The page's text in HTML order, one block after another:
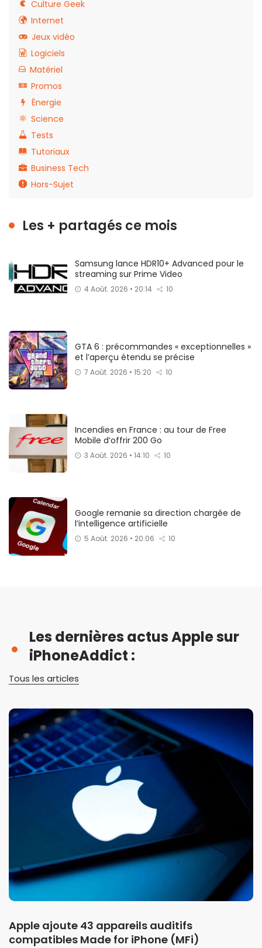
Culture Geek
Internet
Jeux vidéo
Logiciels
Matériel
Promos
Énergie
Science
Tests
Tutoriaux
Business Tech
Hors-Sujet
Les + partagés ce mois
Samsung lance HDR10+ Advanced pour le
streaming sur Prime Video
4 Août. 2026 • 20:14 10
GTA 6 : précommandes « exceptionnelles »
et l’aperçu étendu se précise
7 Août. 2026 • 15:20 10
Incendies en France : au tour de Free
Mobile d’offrir 200 Go
3 Août. 2026 • 14:10 10
Google remanie sa direction chargée de
l’intelligence artificielle
5 Août. 2026 • 20:06 10
Les dernières actus Apple sur
iPhoneAddict :
Tous les articles
Apple ajoute 43 appareils auditifs
compatibles Made for iPhone (MFi)